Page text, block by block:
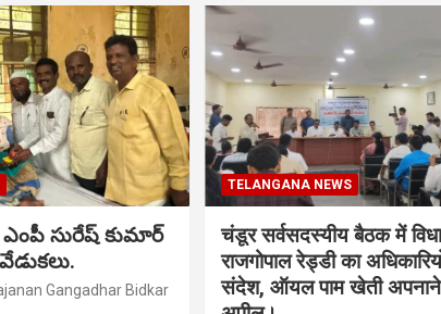
సురేష్ కుమార్
Gangadhar Bidkar
TELANGANA NEWS
चंडूर सर्वसदस्यीय बैठक में
राजगोपाल रेड्डी का
संदेश, ऑयल पाम खेती